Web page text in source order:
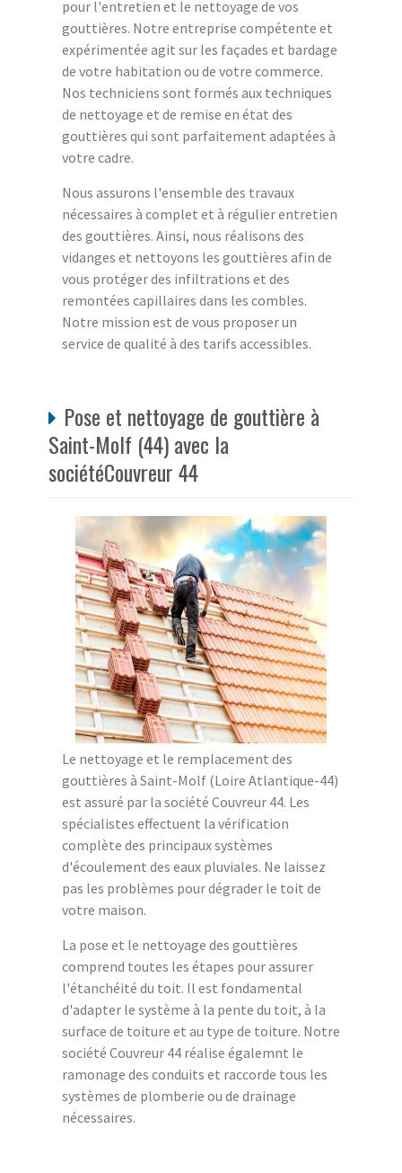
pour l'entretien et le nettoyage de vos
gouttières. Notre entreprise compétente et
expérimentée agit sur les façades et bardage
de votre habitation ou de votre commerce.
Nos techniciens sont formés aux techniques
de nettoyage et de remise en état des
gouttières qui sont parfaitement adaptées à
votre cadre.
Nous assurons l'ensemble des travaux
nécessaires à complet et à régulier entretien
des gouttières. Ainsi, nous réalisons des
vidanges et nettoyons les gouttières afin de
vous protéger des infiltrations et des
remontées capillaires dans les combles.
Notre mission est de vous proposer un
service de qualité à des tarifs accessibles.
Pose et nettoyage de gouttière à
Saint-Molf (44) avec la
sociétéCouvreur 44
Le nettoyage et le remplacement des
gouttières à Saint-Molf (Loire Atlantique-44)
est assuré par la société Couvreur 44. Les
spécialistes effectuent la vérification
complète des principaux systèmes
d'écoulement des eaux pluviales. Ne laissez
pas les problèmes pour dégrader le toit de
votre maison.
La pose et le nettoyage des gouttières
comprend toutes les étapes pour assurer
l'étanchéité du toit. Il est fondamental
d'adapter le système à la pente du toit, à la
surface de toiture et au type de toiture. Notre
société Couvreur 44 réalise égalemnt le
ramonage des conduits et raccorde tous les
systèmes de plomberie ou de drainage
nécessaires.